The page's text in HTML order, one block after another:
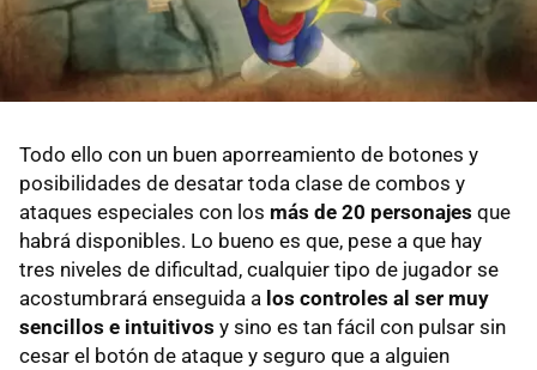
Todo ello con un buen aporreamiento de botones y
posibilidades de desatar toda clase de combos y
ataques especiales con los más de 20 personajes que
habrá disponibles. Lo bueno es que, pese a que hay
tres niveles de dificultad, cualquier tipo de jugador se
acostumbrará enseguida a los controles al ser muy
sencillos e intuitivos y sino es tan fácil con pulsar sin
cesar el botón de ataque y seguro que a alguien